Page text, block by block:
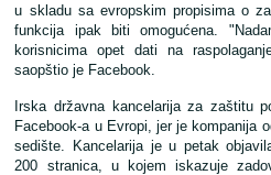
u skladu sa evropskim propisima o
funkcija ipak biti omogućena.
korisnicima opet dati na
saopštio je Facebook.
Irska državna kancelarija za zaštitu
Facebook-a u Evropi, jer je kompanija
sedište. Kancelarija je u petak
200 stranica, u kojem iskazuje